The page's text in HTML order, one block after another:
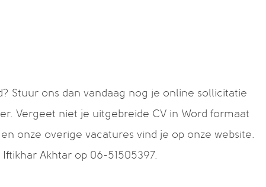
Stuur ons dan vandaag nog je online sollicitatie
Vergeet niet je uitgebreide CV in Word formaat
onze overige vacatures vind je op onze website.
Akhtar op 06-51505397.